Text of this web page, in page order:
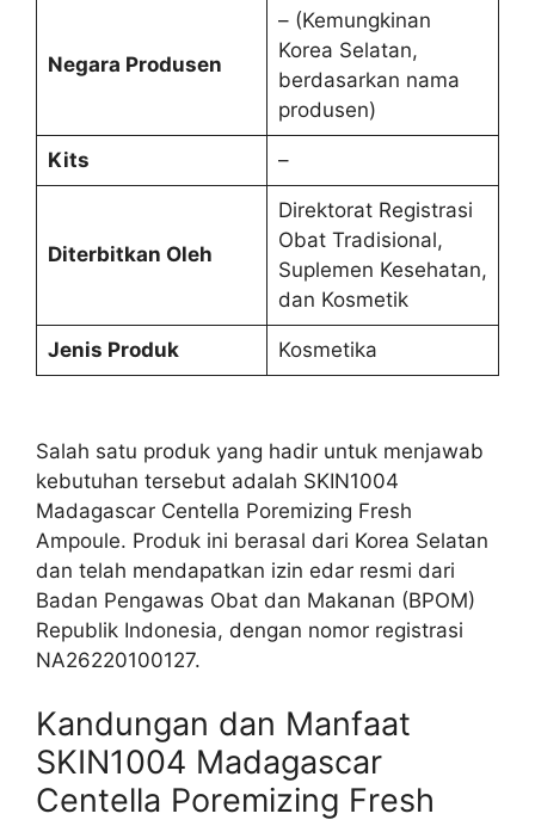
Negara Produsen
– (Kemungkinan
Korea Selatan,
berdasarkan nama
produsen)
Kits –
Diterbitkan Oleh
Direktorat Registrasi
Obat Tradisional,
Suplemen Kesehatan,
dan Kosmetik
Jenis Produk Kosmetika
Salah satu produk yang hadir untuk menjawab
kebutuhan tersebut adalah SKIN1004
Madagascar Centella Poremizing Fresh
Ampoule. Produk ini berasal dari Korea Selatan
dan telah mendapatkan izin edar resmi dari
Badan Pengawas Obat dan Makanan (BPOM)
Republik Indonesia, dengan nomor registrasi
NA26220100127.
Kandungan dan Manfaat
SKIN1004 Madagascar
Centella Poremizing Fresh